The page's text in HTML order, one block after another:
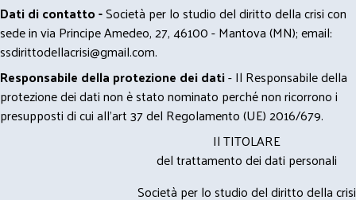
Dati di contatto -Società per lo studio del diritto della crisi con
sede in via Principe Amedeo, 27, 46100 - Mantova (MN); email:
ssdirittodellacrisi@gmail.com.
Responsabile della protezione dei dati- Il Responsabile della
protezione dei dati non è stato nominato perché non ricorrono i
presupposti di cui all’art 37 del Regolamento (UE) 2016/679.
Il TITOLARE
del trattamento dei dati personali
Società per lo studio del diritto della crisi